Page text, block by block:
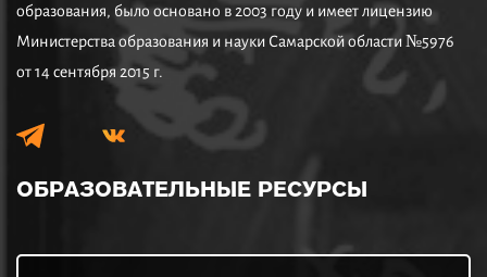
образования, было основано в 2003 году и имеет лицензию
Министерства образования и науки Самарской области №5976
от 14 сентября 2015 г.
ОБРАЗОВАТЕЛЬНЫЕ РЕСУРСЫ